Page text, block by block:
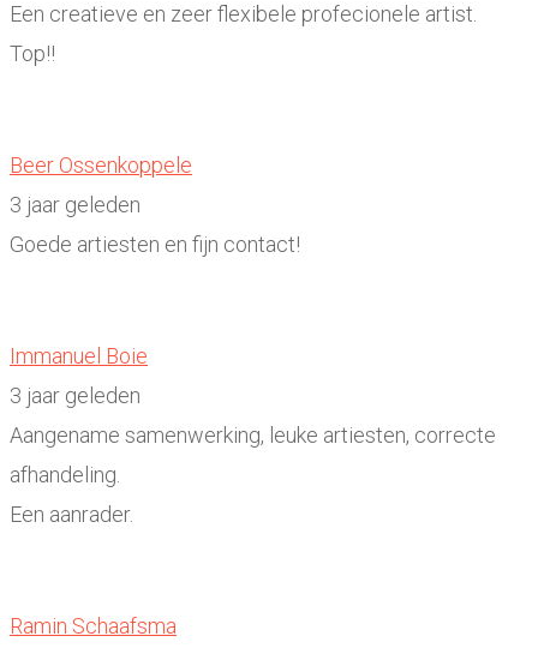
Een creatieve en zeer flexibele profecionele artist.
Top!!
Beer Ossenkoppele
3 jaar geleden
Goede artiesten en fijn contact!
Immanuel Boie
3 jaar geleden
Aangename samenwerking, leuke artiesten, correcte
afhandeling.
Een aanrader.
Ramin Schaafsma